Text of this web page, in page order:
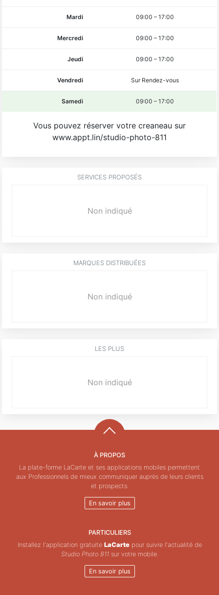
Mardi 09:00 – 17:00
Mercredi 09:00 – 17:00
Jeudi 09:00 – 17:00
Vendredi Sur Rendez-vous
Samedi 09:00 – 17:00
Vous pouvez réserver votre creaneau sur
www.appt.lin/studio-photo-811
SERVICES PROPOSÉS
Non indiqué
MARQUES DISTRIBUÉES
Non indiqué
LES PLUS
Non indiqué
À PROPOS
La plate-forme LaCarte et ses applications mobiles permettent
aux Professionnels de mieux communiquer auprès de leurs clients
et prospects.
En savoir plus
PARTICULIERS
Installez l'application gratuite LaCartepour suivre l'actualité de
Studio Photo 811sur votre mobile.
En savoir plus